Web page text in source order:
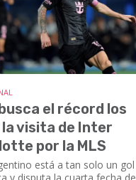
el récord los
visita de Inter
por la MLS
está a tan solo un gol
y disputa la cuarta fecha de